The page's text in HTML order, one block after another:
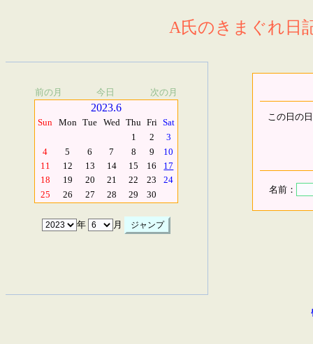
A氏のきまぐれ日
前の月 今日 次の月
2023.6
Sun Mon Tue Wed Thu Fri Sat
1
2
3
4
5 6 7 8 9
10
11
12 13 14 15 16
17
18
19 20 21 22 23
24
25
26 27 28 29 30
年 月
この日の
名前：